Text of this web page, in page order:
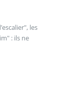
les
: ils ne